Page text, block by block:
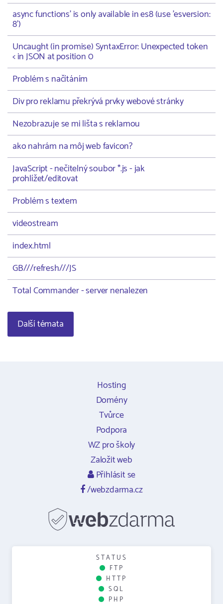
async functions' is only available in es8 (use 'esversion:
8')
Uncaught (in promise) SyntaxError: Unexpected token
< in JSON at position 0
Problém s načítáním
Div pro reklamu překrývá prvky webové stránky
Nezobrazuje se mi lišta s reklamou
ako nahrám na môj web favicon?
JavaScript - nečitelný soubor *.js - jak
prohlížet/editovat
Problém s textem
videostream
index.html
GB///refresh///JS
Total Commander - server nenalezen
Další témata
Hosting
Domény
Tvůrce
Podpora
WZ pro školy
Založit web
Přihlásit se
/webzdarma.cz
STATUS
FTP
HTTP
SQL
PHP